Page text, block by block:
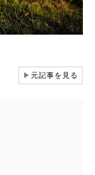
▶元記事を見る